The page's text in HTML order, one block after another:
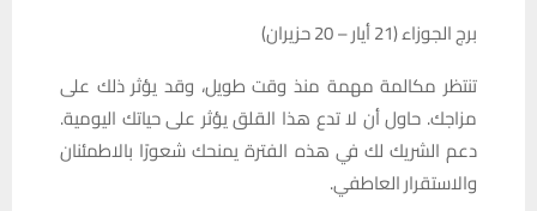
برج الجوزاء (21 أيار – 20 حزيران)
تنتظر مكالمة مهمة منذ وقت طويل، وقد يؤثر ذلك على
مزاجك. حاول أن لا تدع هذا القلق يؤثر على حياتك اليومية.
دعم الشريك لك في هذه الفترة يمنحك شعورًا بالاطمئنان
والاستقرار العاطفي.